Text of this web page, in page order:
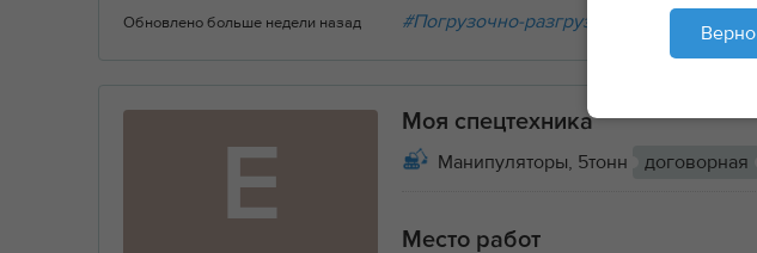
Обновлено больше недели назад #Погрузочно-разгрузочные работы
Е
Моя спецтехника
Манипуляторы, 5тонн
договорная
Место работ
Верно